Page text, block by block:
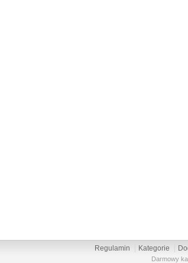
Regulamin Kategorie
Darmowy